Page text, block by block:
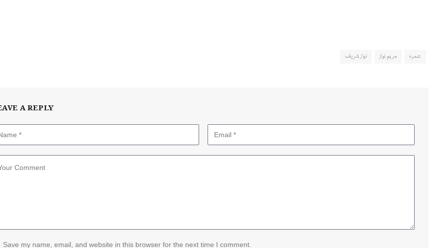
عمرہ مریم نواز نواز شریف
A REPLY
Save my name, email, and website in this browser for the next time I comment.